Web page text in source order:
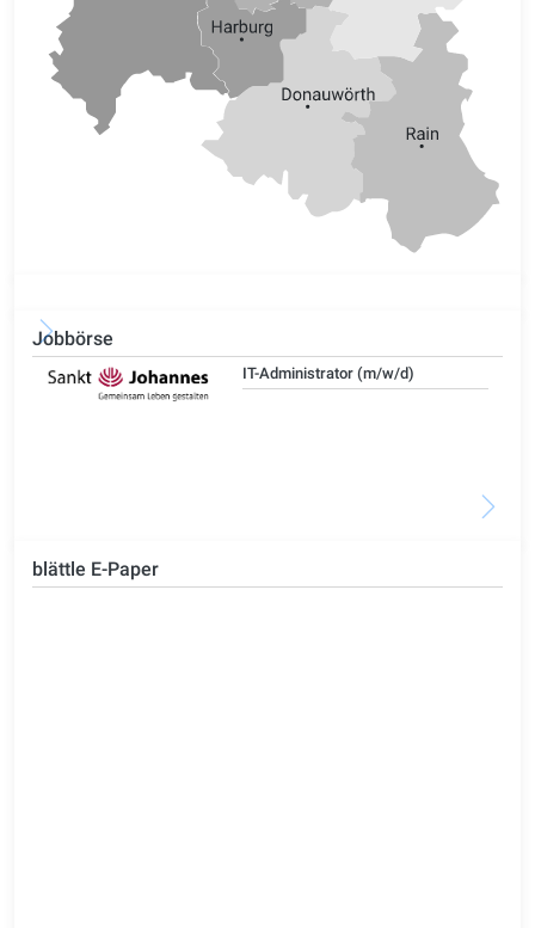
Jobbörse
IT-Administrator (m/w/d)
blättle E-Paper